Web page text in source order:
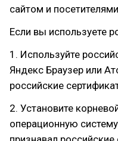
сайтом и
Если вы используете
1. Используйте
Яндекс Браузер или
российские
2. Установите
операционную